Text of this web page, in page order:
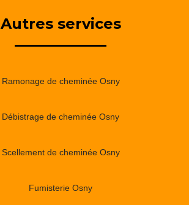
Autres services
Ramonage de cheminée Osny
Débistrage de cheminée Osny
Scellement de cheminée Osny
Fumisterie Osny